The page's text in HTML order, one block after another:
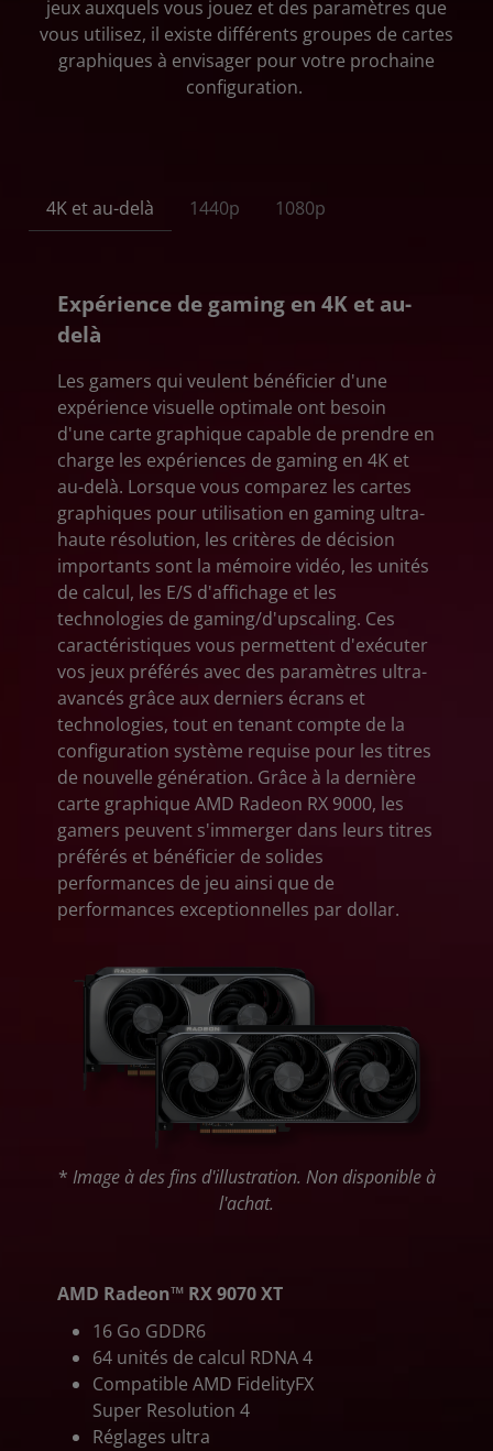
jeux auxquels vous jouez et des paramètres que
vous utilisez, il existe différents groupes de cartes
graphiques à envisager pour votre prochaine
configuration.
4K et au-delà 1440p 1080p
Expérience de gaming en 4K et au-
delà
Les gamers qui veulent bénéficier d'une
expérience visuelle optimale ont besoin
d'une carte graphique capable de prendre en
charge les expériences de gaming en 4K et
au-delà. Lorsque vous comparez les cartes
graphiques pour utilisation en gaming ultra-
haute résolution, les critères de décision
importants sont la mémoire vidéo, les unités
de calcul, les E/S d'affichage et les
technologies de gaming/d'upscaling. Ces
caractéristiques vous permettent d'exécuter
vos jeux préférés avec des paramètres ultra-
avancés grâce aux derniers écrans et
technologies, tout en tenant compte de la
configuration système requise pour les titres
de nouvelle génération. Grâce à la dernière
carte graphique AMD Radeon RX 9000, les
gamers peuvent s'immerger dans leurs titres
préférés et bénéficier de solides
performances de jeu ainsi que de
performances exceptionnelles par dollar.
* Image à des fins d'illustration. Non disponible à
l'achat.
AMD Radeon™ RX 9070 XT
16 Go GDDR6
64 unités de calcul RDNA 4
Compatible AMD FidelityFX
Super Resolution 4
Réglages ultra